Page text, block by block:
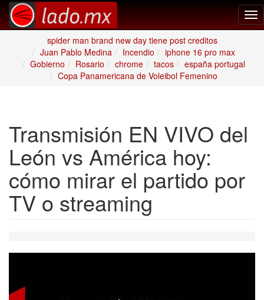
spider man brand new day tiene post creditos
Juan Pablo Medina
Incendio
iphone 16 pro max
Gobierno
Rosario chrome tacos
españa portugal
Copa Panamericana de Voleibol Femenino
Transmisión EN VIVO del
León vs América hoy:
cómo mirar el partido por
TV o streaming